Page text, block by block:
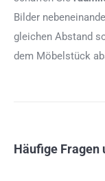
Bilder
gleichen Abstand
dem Möbelstück
Häufige Fragen